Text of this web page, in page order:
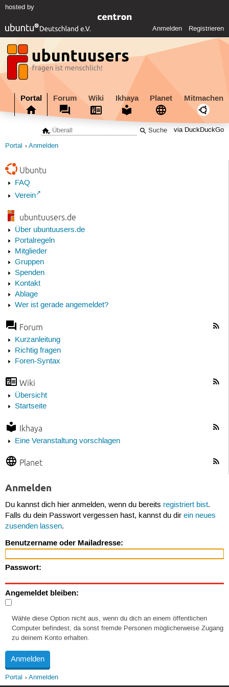
hosted by
Anmelden Registrieren
Portal Forum Wiki Ikhaya Planet Mitmachen
via DuckDuckGo
Portal Anmelden
Ubuntu
FAQ
Verein
ubuntuusers.de
Über ubuntuusers.de
Portalregeln
Mitglieder
Gruppen
Spenden
Kontakt
Ablage
Wer ist gerade angemeldet?
Forum
Kurzanleitung
Richtig fragen
Foren-Syntax
Wiki
Übersicht
Startseite
Ikhaya
Eine Veranstaltung vorschlagen
Planet
Anmelden
Du kannst dich hier anmelden, wenn du bereits registriert bist.
Falls du dein Passwort vergessen hast, kannst du dir ein neues
zusenden lassen.
Benutzername oder Mailadresse:
Passwort:
Angemeldet bleiben:
Wähle diese Option nicht aus, wenn du dich an einem öffentlichen
Computer befindest, da sonst fremde Personen möglicherweise Zugang
zu deinem Konto erhalten.
Portal Anmelden